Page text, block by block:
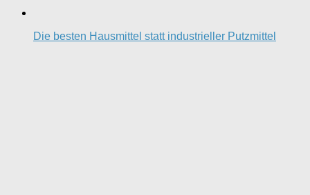
Die besten Hausmittel statt industrieller Putzmittel